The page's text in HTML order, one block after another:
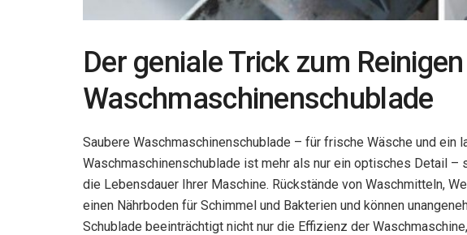
Der geniale Trick zum
Waschmaschinenschublade
Saubere Waschmaschinenschublade – für frische Wäsche und ein
Waschmaschinenschublade ist mehr als nur ein optisches Detail
die Lebensdauer Ihrer Maschine. Rückstände von Waschmitteln,
einen Nährboden für Schimmel und Bakterien und können
Schublade beeinträchtigt nicht nur die Effizienz der